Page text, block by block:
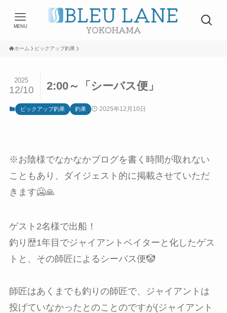
MENU
ホーム ピックアップ釣果
2:00～「シーバス便」
2025
12/10
ピックアップ釣果 釣果 2025年12月10日
※お陰様でなかなかブログを書く時間が取れない
こともあり、ダイジェスト的に掲載させていただ
きます🥶🙏
ゲスト2名様で出船！
釣り歴1年目でジャイアントベイターと化したゲス
トと、その師匠によるシーバス便🤡
師匠はあくまでも釣りの師匠で、ジャイアントは
投げていなかったとのことのですが(ジャイアント